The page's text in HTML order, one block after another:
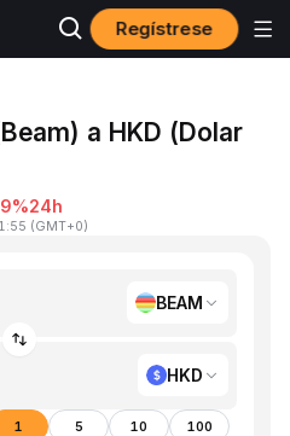
Regístrese
a HKD (Dolar
24h
(GMT+0)
BEAM
HKD
1 5 10 100